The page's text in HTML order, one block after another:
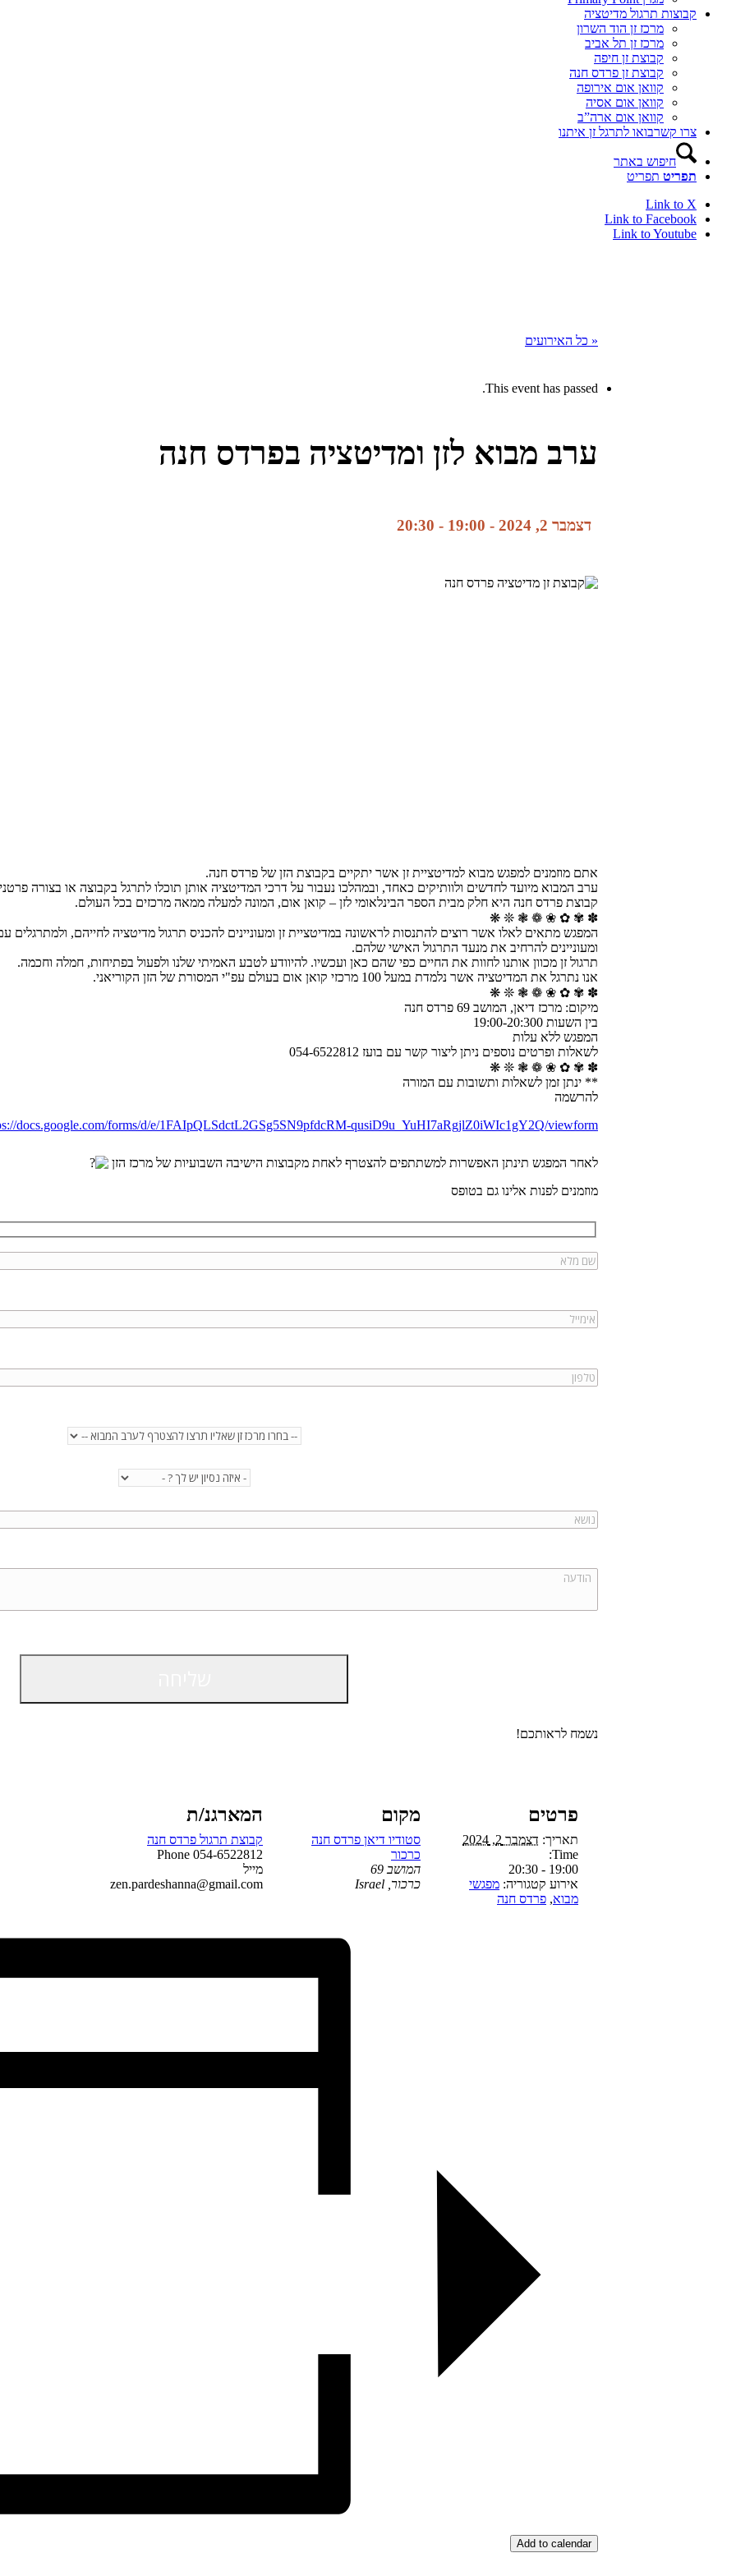
קבוצות תרגול מדיטציה
מרכז זן הוד השרון
מרכז זן תל אביב
קבוצת זן חיפה
קבוצת זן פרדס חנה
קוואן אום אירופה
קוואן אום אסיה
קוואן אום ארה”ב
צרו קשרבואו לתרגל זן איתנו
חיפוש באתר
תפריט תפריט
Link to X
Link to Facebook
Link to Youtube
« כל האירועים
This event has passed.
ערב מבוא לזן ומדיטציה בפרדס חנה
דצמבר 2, 2024 - 19:00 -
20:30
אתם מוזמנים למפגש מבוא למדיטציית זן אשר יתקיים בקבוצת הזן של פרדס חנה.
ערב המבוא מיועד לחדשים ולוותיקים כאחד, ובמהלכו נעבור על דרכי המדיטציה אותן תוכלו לתרגל בקבוצה או בצורה
קבוצת פרדס חנה היא חלק מבית הספר הבינלאומי לזן – קואן אום, המונה למעלה ממאה מרכזים בכל העולם.
✽ ✾ ✿ ❀ ❁ ❃ ❊ ❋
המפגש מתאים לאלו אשר רוצים להתנסות לראשונה במדיטציית זן ומעוניינים להכניס תרגול מדיטציה לחייהם, ולמתרגלים
ומעוניינים להרחיב את מנעד התרגול האישי שלהם.
תרגול זן מכוון אותנו לחוות את החיים כפי שהם כאן ועכשיו. להיוודע לטבע האמיתי שלנו ולפעול בפתיחות, חמלה וחכמה.
אנו נתרגל את המדיטציה אשר נלמדת במעל 100 מרכזי קואן אום בעולם עפ"י המסורת של הזן הקוריאני.
✽ ✾ ✿ ❀ ❁ ❃ ❊ ❋
מיקום: מרכז דיאן, המושב 69 פרדס חנה
בין השעות 19:00-20:300
המפגש ללא עלות
לשאלות ופרטים נוספים ניתן ליצור קשר עם בועז 054-6522812
✽ ✾ ✿ ❀ ❁ ❃ ❊ ❋
** ינתן זמן לשאלות ותשובות עם המורה
להרשמה
docs.google.com/forms/d/e/1FAIpQLSdctL2GSg5SN9pfdcRM-qusiD9u_YuHI7aRgjlZ0iWIc1gY2Q/viewform
לאחר המפגש תינתן האפשרות למשתתפים להצטרף לאחת מקבוצות הישיבה השבועיות של מרכז הזן
מוזמנים לפנות אלינו גם בטופס
נשמח לראותכם!
פרטים
תאריך: דצמבר 2, 2024
Time:
19:00 - 20:30
אירוע קטגוריה: מפגשי
מבוא, פרדס חנה
מקום
סטודיו דיאן פרדס חנה
כרכור
המושב 69
כרכור Israel
המארגנ/ת
קבוצת תרגול פרדס חנה
Phone 054-6522812
מייל
zen.pardeshanna@gmail.com
Add to calendar